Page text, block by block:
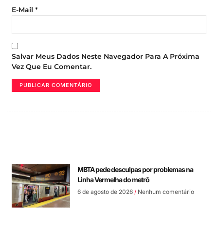
E-Mail *
Salvar Meus Dados Neste Navegador Para A Próxima
Vez Que Eu Comentar.
MBTA pede desculpas por problemas na
Linha Vermelha do metrô
6 de agosto de 2026 Nenhum comentário